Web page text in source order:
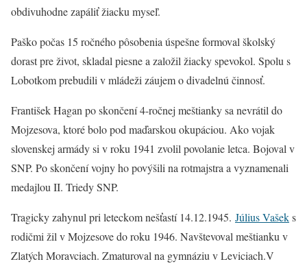
obdivuhodne zapáliť žiacku myseľ.
Paško počas 15 ročného pôsobenia úspešne formoval školský
dorast pre život, skladal piesne a založil žiacky spevokol. Spolu s
Lobotkom prebudili v mládeži záujem o divadelnú činnosť.
František Hagan po skončení 4-ročnej meštianky sa nevrátil do
Mojzesova, ktoré bolo pod maďarskou okupáciou. Ako vojak
slovenskej armády si v roku 1941 zvolil povolanie letca. Bojoval v
SNP. Po skončení vojny ho povýšili na rotmajstra a vyznamenali
medajlou II. Triedy SNP.
Tragicky zahynul pri leteckom nešťastí 14.12.1945. Július Vašeks
rodičmi žil v Mojzesove do roku 1946. Navštevoval meštianku v
Zlatých Moravciach. Zmaturoval na gymnáziu v Leviciach.V